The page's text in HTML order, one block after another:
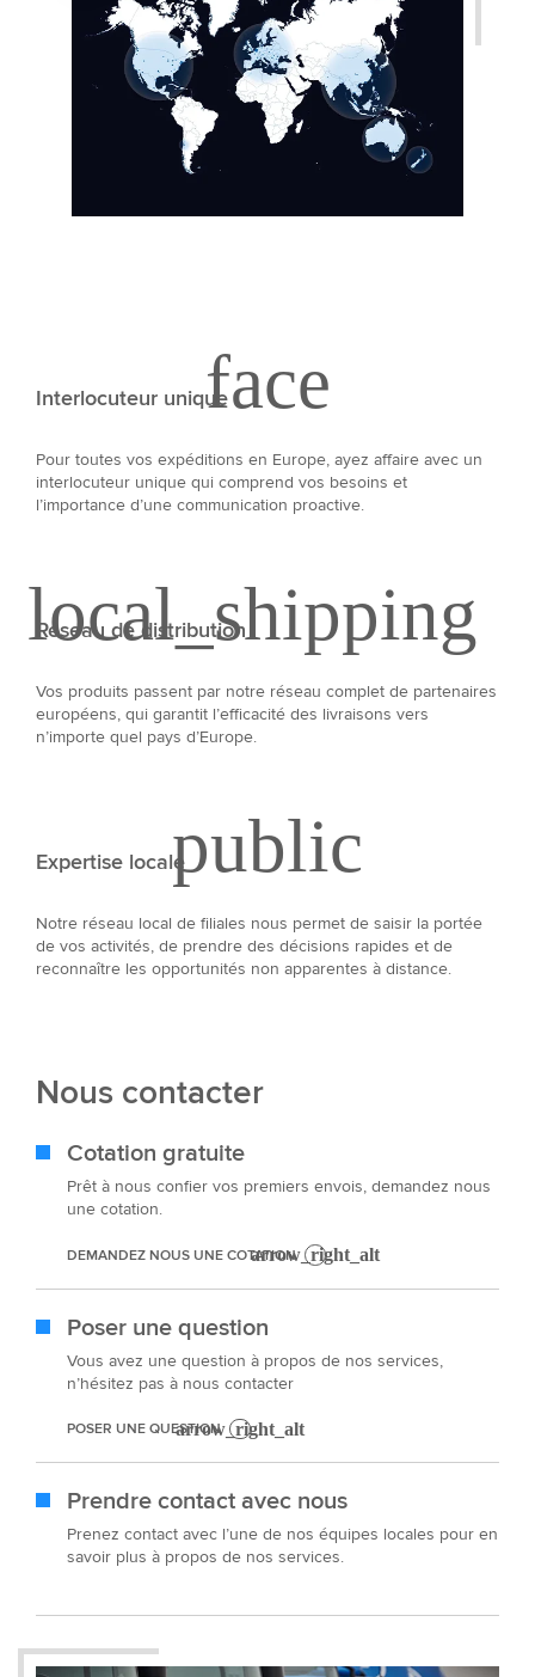
Interlocuteur unique
Pour toutes vos expéditions en Europe, ayez affaire avec un
interlocuteur unique qui comprend vos besoins et
l’importance d’une communication proactive.
Réseau de distribution
Vos produits passent par notre réseau complet de partenaires
européens, qui garantit l’efficacité des livraisons vers
n’importe quel pays d’Europe.
Expertise locale
Notre réseau local de filiales nous permet de saisir la portée
de vos activités, de prendre des décisions rapides et de
reconnaître les opportunités non apparentes à distance.
Nous contacter
Cotation gratuite
Prêt à nous confier vos premiers envois, demandez nous
une cotation.
DEMANDEZ NOUS UNE COTATION
Poser une question
Vous avez une question à propos de nos services,
n’hésitez pas à nous contacter
POSER UNE QUESTION
Prendre contact avec nous
Prenez contact avec l’une de nos équipes locales pour en
savoir plus à propos de nos services.